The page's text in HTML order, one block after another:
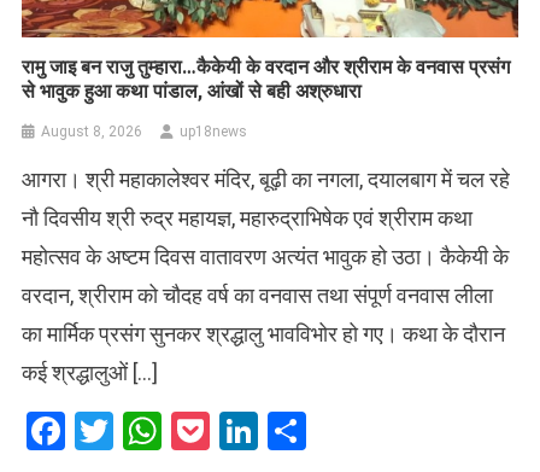
रामु जाइ बन राजु तुम्हारा…कैकेयी के वरदान और श्रीराम के वनवास प्रसंग
से भावुक हुआ कथा पांडाल, आंखों से बही अश्रुधारा
August 8, 2026 up18news
आगरा। श्री महाकालेश्वर मंदिर, बूढ़ी का नगला, दयालबाग में चल रहे
नौ दिवसीय श्री रुद्र महायज्ञ, महारुद्राभिषेक एवं श्रीराम कथा
महोत्सव के अष्टम दिवस वातावरण अत्यंत भावुक हो उठा। कैकेयी के
वरदान, श्रीराम को चौदह वर्ष का वनवास तथा संपूर्ण वनवास लीला
का मार्मिक प्रसंग सुनकर श्रद्धालु भावविभोर हो गए। कथा के दौरान
कई श्रद्धालुओं […]
Facebook
Twitter
WhatsApp
PocketLinkedIn